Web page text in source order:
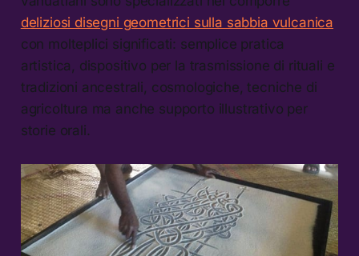
deliziosi disegni geometrici sulla sabbia vulcanica
con molteplici significati: semplice pratica
artistica, dispositivo per la trasmissione di rituali e
tradizioni ancestrali, cosmologiche, tecniche di
agricoltura ma anche supporto illustrativo per
storie orali.